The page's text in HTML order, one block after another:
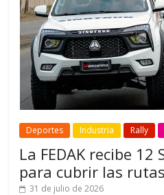
Deportes Industria Rally
La FEDAK recibe
para cubrir las
31 de julio de 2026